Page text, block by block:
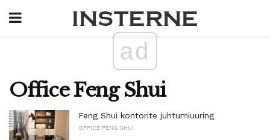
ad
Office Feng Shui
Feng Shui kontorite juhtumiuuring
OFFICE FENG SHUI